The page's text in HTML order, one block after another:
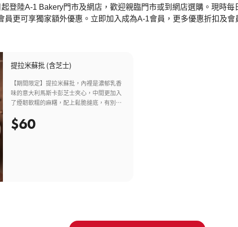
起登陸A-1 Bakery門市及網店，歡迎親臨門市或到網店選購。現時每
員更可享獨家額外優惠。立即加入成為A-1會員，更多優惠折扣及會
提拉米蘇批 (含芝士)
【期間限定】提拉米蘇批，內裡是濃郁乳香
味的意大利馬斯卡彭芝士夾心，中間更加入
了煙韌軟糯的麻糬，配上鬆脆撻底，有別於
酥脆的口感，面層灑上一層咖啡粉，再用綿
花糖點綴，微微苦味中帶有絲絲甜蜜，層層
$60